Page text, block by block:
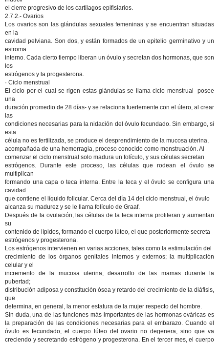
el cierre progresivo de los cartílagos epifisiarios.
2.7.2.- Ovarios
Los ovarios son las glándulas sexuales femeninas y se encuentran situadas
en la
cavidad pelviana. Son dos, y están formados de un epitelio germinativo y un
estroma
interno. Cada cierto tiempo liberan un óvulo y secretan dos hormonas, que son
los
estrógenos y la progesterona.
· Ciclo menstrual
El ciclo por el cual se rigen estas glándulas se llama ciclo menstrual -posee
una
duración promedio de 28 días- y se relaciona fuertemente con el útero, al crear
las
condiciones necesarias para la nidación del óvulo fecundado. Sin embargo, si
esta
célula no es fertilizada, se produce el desprendimiento de la mucosa uterina,
acompañada de una hemorragia, proceso conocido como menstruación. Al
comenzar el ciclo menstrual solo madura un folículo, y sus células secretan
estrógenos. Durante este proceso, las células que rodean el óvulo se
multiplican
formando una capa o teca interna. Entre la teca y el óvulo se configura una
cavidad
que contiene el líquido folicular. Cerca del día 14 del ciclo menstrual, el óvulo
alcanza su madurez y se le llama folículo de Graaf.
Después de la ovulación, las células de la teca interna proliferan y aumentan
su
contenido de lípidos, formando el cuerpo lúteo, el que posteriormente secreta
estrógenos y progesterona.
Los estrógenos intervienen en varias acciones, tales como la estimulación del
crecimiento de los órganos genitales internos y externos; la multiplicación
celular y el
incremento de la mucosa uterina; desarrollo de las mamas durante la
pubertad;
distribución adiposa y constitución ósea y retardo del crecimiento de la diáfisis,
que
determina, en general, la menor estatura de la mujer respecto del hombre.
Sin duda, una de las funciones más importantes de las hormonas ováricas es
la preparación de las condiciones necesarias para el embarazo. Cuando el
óvulo es fecundado, el cuerpo lúteo del ovario no degenera, sino que va
creciendo y secretando estrógeno y progesterona. En el tercer mes, el cuerpo